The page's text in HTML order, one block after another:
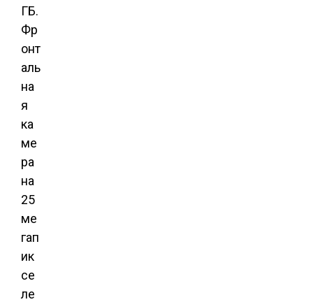
ГБ.
Фр
онт
аль
на
я
ка
ме
ра
на
25
ме
гап
ик
се
ле